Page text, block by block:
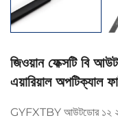
জিওয়ান ফেক্সটি বি
এয়ারিয়াল অপটিক্যাল
GYFXTBY আউটডোর ১২ ২৪